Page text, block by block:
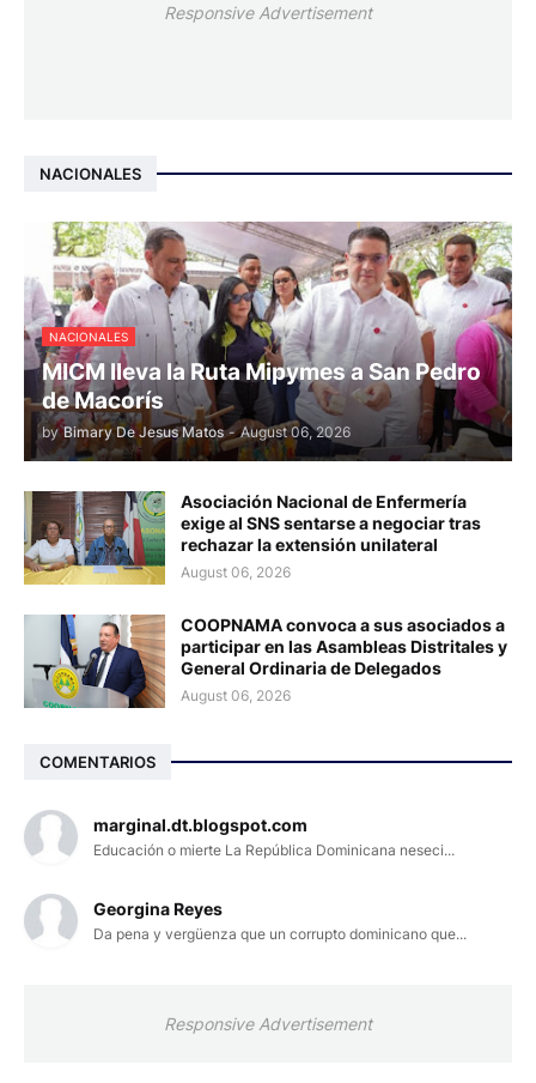
Responsive Advertisement
NACIONALES
NACIONALES
MICM lleva la Ruta Mipymes a San Pedro
de Macorís
by Bimary De Jesus Matos - August 06, 2026
Asociación Nacional de Enfermería
exige al SNS sentarse a negociar tras
rechazar la extensión unilateral
August 06, 2026
COOPNAMA convoca a sus asociados a
participar en las Asambleas Distritales y
General Ordinaria de Delegados
August 06, 2026
COMENTARIOS
marginal.dt.blogspot.com
Educación o mierte La República Dominicana neseci...
Georgina Reyes
Da pena y vergüenza que un corrupto dominicano que...
Responsive Advertisement